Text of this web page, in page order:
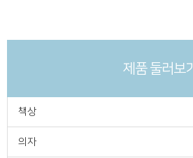
제품 둘러보기
책상
의자